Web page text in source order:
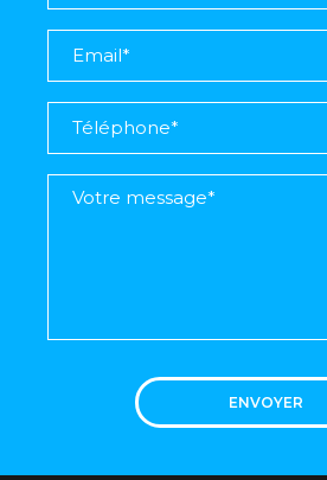
ENVOYER